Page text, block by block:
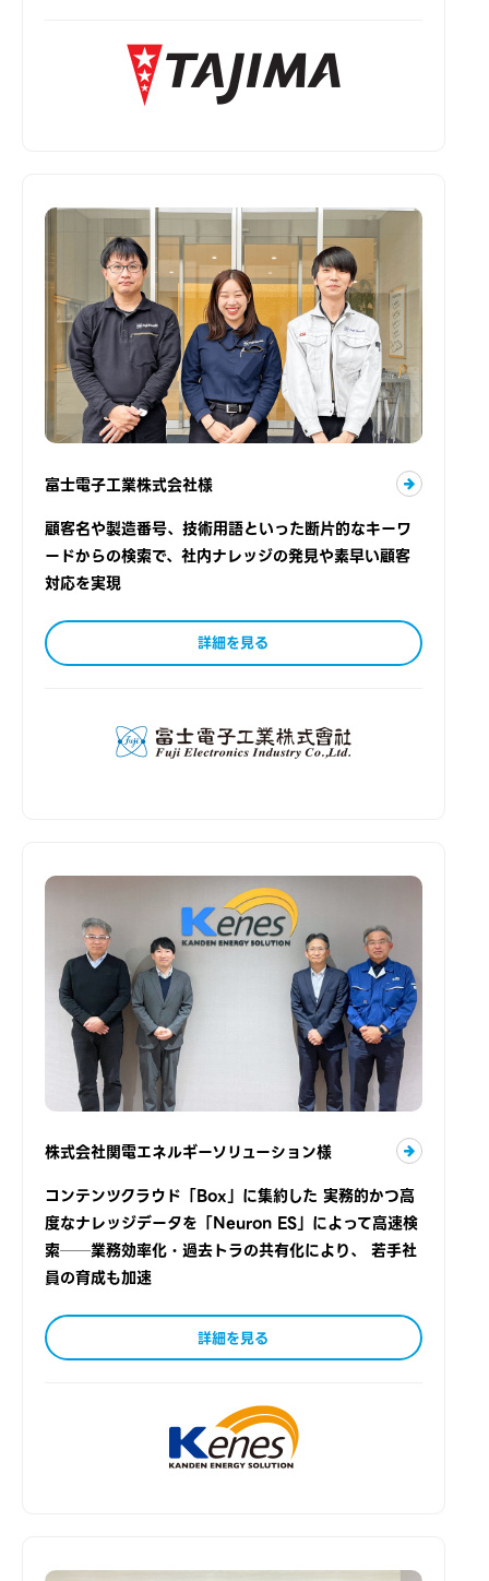
富士電子工業株式会社様
顧客名や製造番号、技術用語といった断片的なキーワ
ードからの検索で、社内ナレッジの発見や素早い顧客
対応を実現
詳細を見る
株式会社関電エネルギーソリューション様
コンテンツクラウド「Box」に集約した 実務的かつ高
度なナレッジデータを「Neuron ES」によって高速検
索──業務効率化・過去トラの共有化により、 若手社
員の育成も加速
詳細を見る